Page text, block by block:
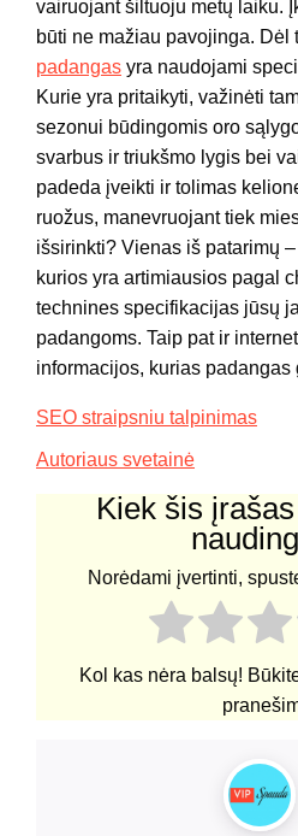
vairuojant šiltuoju metų laiku.
būti ne mažiau pavojinga. Dėl
padangas yra naudojami
Kurie yra pritaikyti, važinėti
sezonui būdingomis oro
svarbus ir triukšmo lygis bei
padeda įveikti ir tolimas
ruožus, manevruojant tiek
išsirinkti? Vienas iš patarimų
kurios yra artimiausios pagal
technines specifikacijas jūsų
padangoms. Taip pat ir
informacijos, kurias padangas
SEO straipsniu talpinimas
Autoriaus svetainė
Kiek šis
Norėdami įvertinti,
Kol kas nėra balsų!